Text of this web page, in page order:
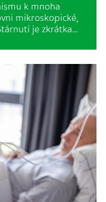
k mnoha
mikroskopické,
je zkrátka…